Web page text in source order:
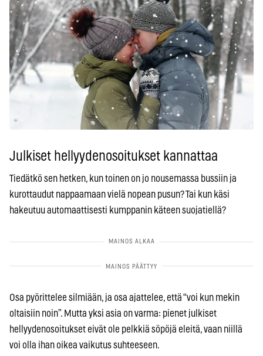
Julkiset hellyydenosoitukset kannattaa
Tiedätkö sen hetken, kun toinen on jo nousemassa bussiin ja
kurottaudut nappaamaan vielä nopean pusun? Tai kun käsi
hakeutuu automaattisesti kumppanin käteen suojatiellä?
Osa pyörittelee silmiään, ja osa ajattelee, että “voi kun mekin
oltaisiin noin”. Mutta yksi asia on varma: pienet julkiset
hellyydenosoitukset eivät ole pelkkiä söpöjä eleitä, vaan niillä
voi olla ihan oikea vaikutus suhteeseen.